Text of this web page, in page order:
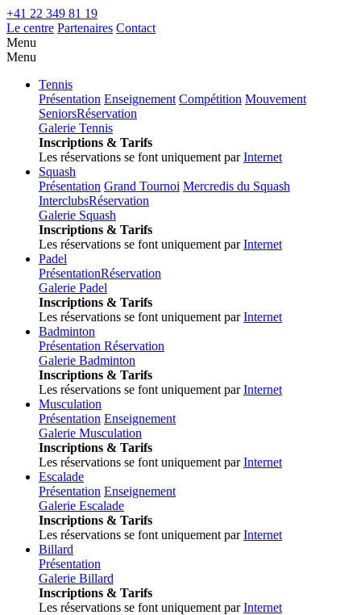
+41 22 349 81 19
Le centre Partenaires Contact
Menu
Menu
Tennis
Présentation Enseignement Compétition Mouvement
SeniorsRéservation
Galerie Tennis
Inscriptions & Tarifs
Les réservations se font uniquement parInternet
Squash
Présentation Grand Tournoi Mercredis du Squash
InterclubsRéservation
Galerie Squash
Inscriptions & Tarifs
Les réservations se font uniquement parInternet
Padel
PrésentationRéservation
Galerie Padel
Inscriptions & Tarifs
Les réservations se font uniquement parInternet
Badminton
Présentation Réservation
Galerie Badminton
Inscriptions & Tarifs
Les réservations se font uniquement parInternet
Musculation
Présentation Enseignement
Galerie Musculation
Inscriptions & Tarifs
Les réservations se font uniquement parInternet
Escalade
Présentation Enseignement
Galerie Escalade
Inscriptions & Tarifs
Les réservations se font uniquement parInternet
Billard
Présentation
Galerie Billard
Inscriptions & Tarifs
Les réservations se font uniquement parInternet